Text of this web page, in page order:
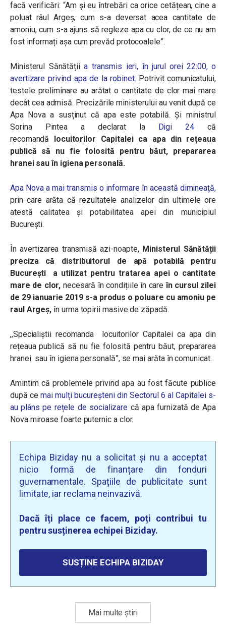
facă verificări: “Am și eu întrebări ca orice cetățean, cine a
poluat râul Argeș, cum s-a deversat acea cantitate de
amoniu, cum s-a ajuns să regleze apa cu clor, de ce nu am
fost informați așa cum prevăd protocoalele”.
Ministerul Sănătățiia transmis ieri, în jurul orei 22:00, o
avertizare privind apa de la robinet. Potrivit comunicatului,
testele preliminare au arătat o cantitate de clor mai mare
decât cea admisă. Precizările ministerului au venit după ce
Apa Nova a susținut că apa este potabilă. Și ministrul
Sorina Pintea a declarat la Digi 24 că
recomandă locuitorilor Capitalei ca apa din rețeaua
publică să nu fie folosită pentru băut, prepararea
hranei sau în igiena personală.
Apa Nova a mai transmis o informare în această dimineață,
prin care arăta că rezultatele analizelor din ultimele ore
atestă calitatea și potabilitatea apei din municipiul
București.
În avertizarea transmisă azi-noapte, Ministerul Sănătății
preciza că distribuitorul de apă potabilă pentru
București a utilizat pentru tratarea apei o cantitate
mare de clor, necesară în condițiile în careîn cursul zilei
de 29 ianuarie 2019 s-a produs o poluare cu amoniu pe
raul Argeș, în urma topirii masive de zăpadă.
,,Specialiștii recomanda locuitorilor Capitalei ca apa din
rețeaua publică să nu fie folosită pentru băut, prepararea
hranei sau în igiena personală”, se mai arăta în comunicat.
Amintim că problemele privind apa au fost făcute publice
după cemai mulți bucureșteni din Sectorul 6 al Capitalei s-
au plâns pe rețele de socializare că apa furnizată de Apa
Nova miroase foarte puternic a clor.
Echipa Biziday nu a solicitat și nu a acceptat
nicio formă de finanțare din fonduri
guvernamentale. Spațiile de publicitate sunt
limitate, iar reclama neinvazivă.
Dacă îți place ce facem, poți contribui tu
pentru susținerea echipei Biziday.
SUSȚINE ECHIPA BIZIDAY
Mai multe știri